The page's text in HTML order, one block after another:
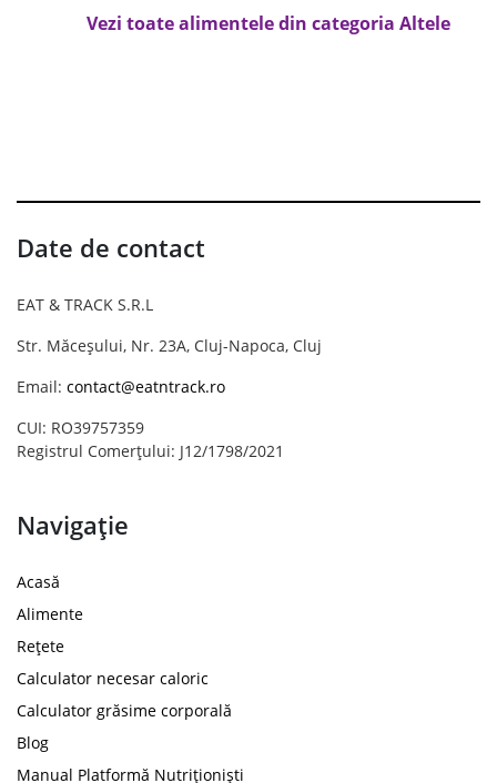
Vezi toate alimentele din categoria Altele
Date de contact
EAT & TRACK S.R.L
Str. Măceșului, Nr. 23A, Cluj-Napoca, Cluj
Email: contact@eatntrack.ro
CUI: RO39757359
Registrul Comerțului: J12/1798/2021
Navigație
Acasă
Alimente
Rețete
Calculator necesar caloric
Calculator grăsime corporală
Blog
Manual Platformă Nutriționiști